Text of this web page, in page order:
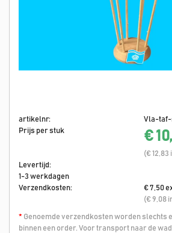
artikelnr:
Vla-
Prijs per stuk
€
(€ 12,83
Levertijd:
1-3 werkdagen
Verzendkosten:
€ 7,50
(€ 9,08
* Genoemde verzendkosten worden slechts
binnen een order. Voor transport naar de